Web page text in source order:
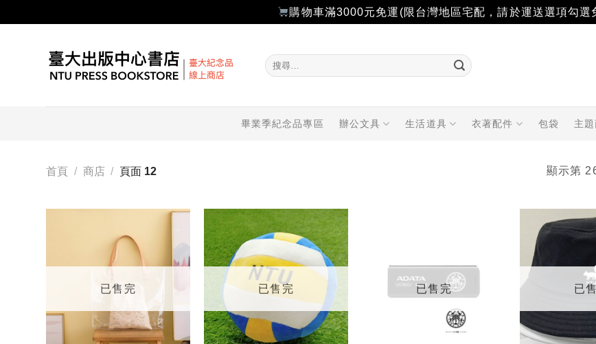
購物車滿3000元免運(限台灣地區宅配，請於運送選項勾選
搜
尋
畢業季紀念品專區 辦公文具 生活道具 衣著配件 包袋 主
首頁 / 商店 / 頁面 12 顯示第
望輕
已售完
加入
「願
望輕
單」
已售完 已售完 已